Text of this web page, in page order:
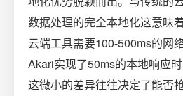
数据处理的完全本地化这意味
云端工具需要100-500ms的网
Akari实现了50ms的本地响应
这微小的差异往往决定了能否